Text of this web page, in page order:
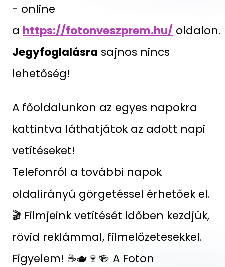
- online
a https://fotonveszprem.hu/oldalon.
Jegyfoglalásra sajnos nincs
lehetőség!
A főoldalunkon az egyes napokra
kattintva láthatjátok az adott napi
vetítéseket!
Telefonról a további napok
oldalirányú görgetéssel érhetőek el.
🎬 Filmjeink vetítését időben kezdjük,
rövid reklámmal, filmelőzetesekkel.
Figyelem! ☕🫖🍷🍻 A Foton